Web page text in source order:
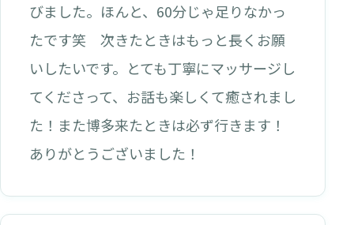
びました。ほんと、60分じゃ足りなかっ
たです笑 次きたときはもっと長くお願
いしたいです。とても丁寧にマッサージし
てくださって、お話も楽しくて癒されまし
た！また博多来たときは必ず行きます！
ありがとうございました！